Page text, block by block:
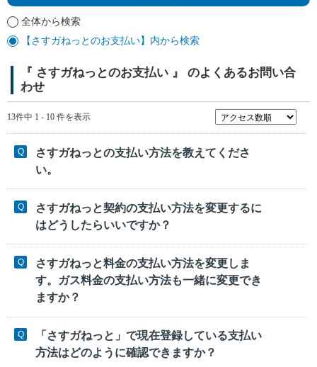
全体から検索
【さすガねっとのお支払い】内から検索
『 さすガねっとのお支払い 』 のよくあるお問い合
わせ
13件中 1 - 10 件を表示
さすガねっとの支払い方法を教えてくださ
い。
さすガねっと契約の支払い方法を変更するに
はどうしたらいいですか？
さすガねっと料金の支払い方法を変更しま
す。ガス料金の支払い方法も一緒に変更でき
ますか？
「さすガねっと」で現在登録している支払い
方法はどのように確認できますか？